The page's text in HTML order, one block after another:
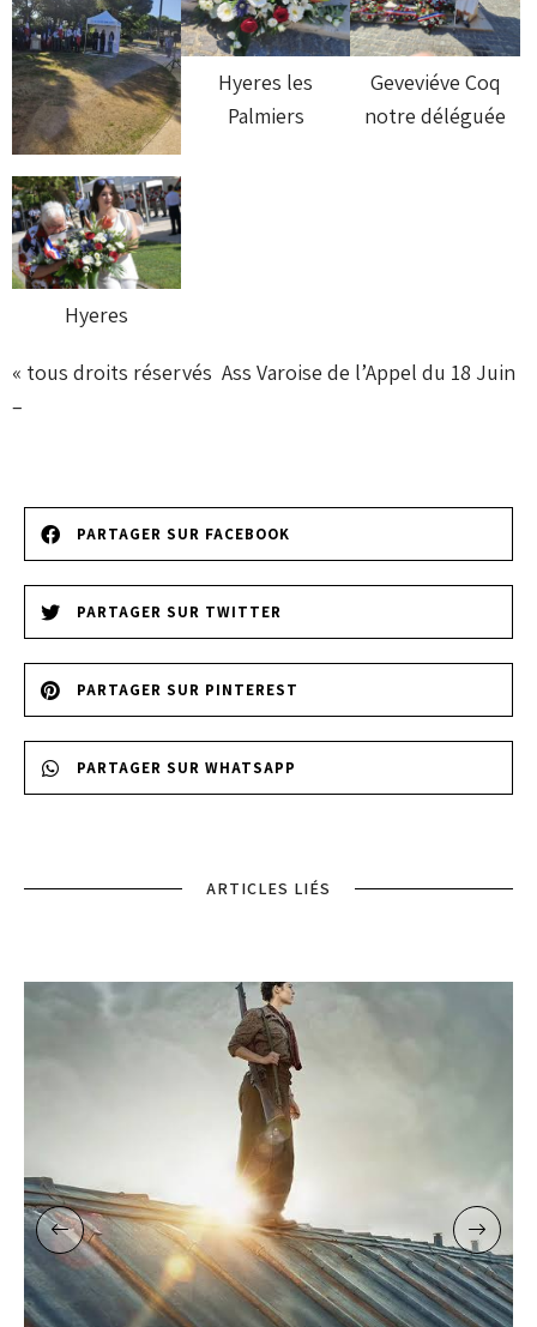
Hyeres les
Palmiers
Geveviéve Coq
notre déléguée
Hyeres
« tous droits réservés Ass Varoise de l’Appel du 18 Juin
–
PARTAGER SUR FACEBOOK
PARTAGER SUR TWITTER
PARTAGER SUR PINTEREST
PARTAGER SUR WHATSAPP
ARTICLES LIÉS